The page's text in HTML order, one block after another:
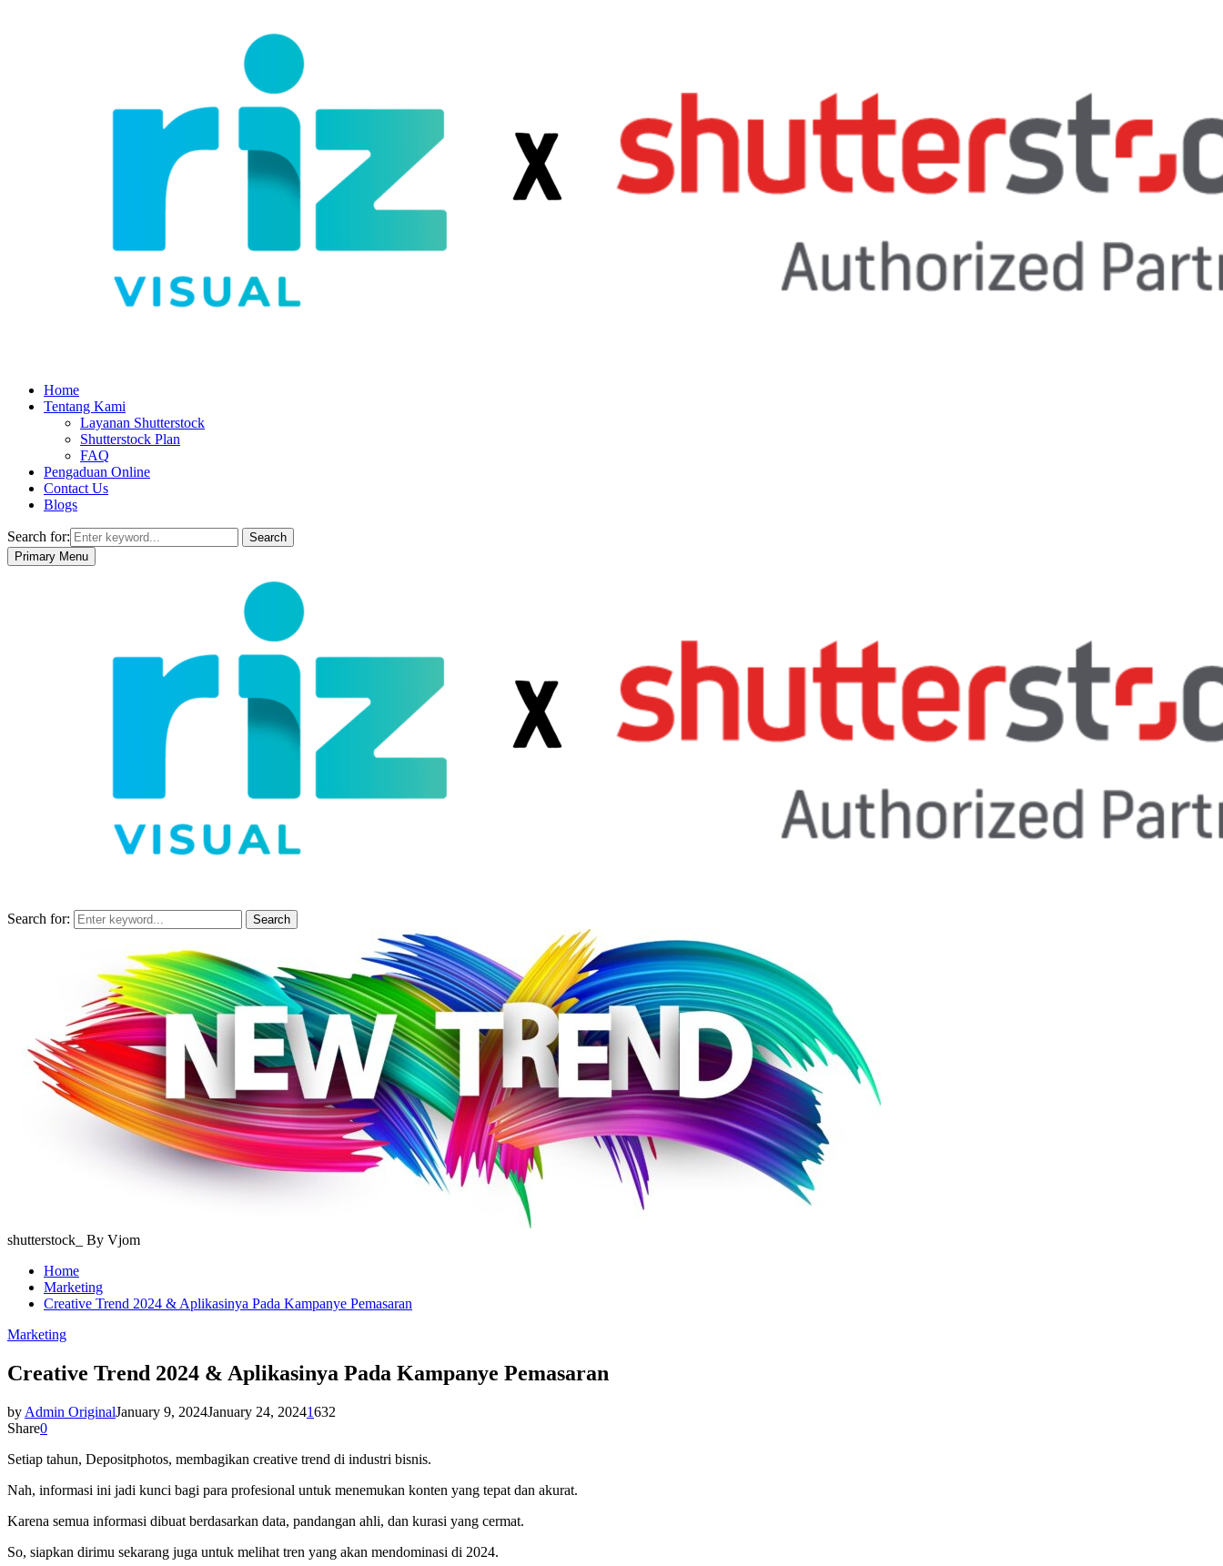
Home
Tentang Kami
Layanan Shutterstock
Shutterstock Plan
FAQ
Pengaduan Online
Contact Us
Blogs
Search for:
Search
Primary Menu
Search for: Search
shutterstock_ By Vjom
Home
Marketing
Creative Trend 2024 & Aplikasinya Pada Kampanye Pemasaran
Marketing
Creative Trend 2024 & Aplikasinya Pada Kampanye Pemasaran
by Admin OriginalJanuary 9, 2024January 24, 20241632
Share0
Setiap tahun, Depositphotos, membagikan creative trend di industri bisnis.
Nah, informasi ini jadi kunci bagi para profesional untuk menemukan konten yang tepat dan akurat.
Karena semua informasi dibuat berdasarkan data, pandangan ahli, dan kurasi yang cermat.
So, siapkan dirimu sekarang juga untuk melihat tren yang akan mendominasi di 2024.